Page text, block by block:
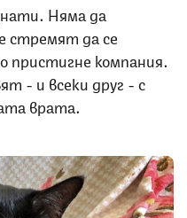
Няма да
стремят да се
пристигне компания.
- и всеки друг - с
врата.